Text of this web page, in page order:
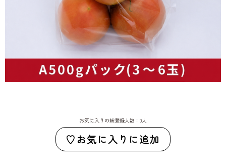
お気に入りの総登録人数：0人
お気に入りに追加